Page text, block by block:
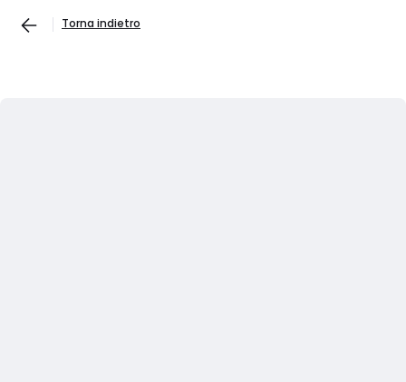
Torna indietro